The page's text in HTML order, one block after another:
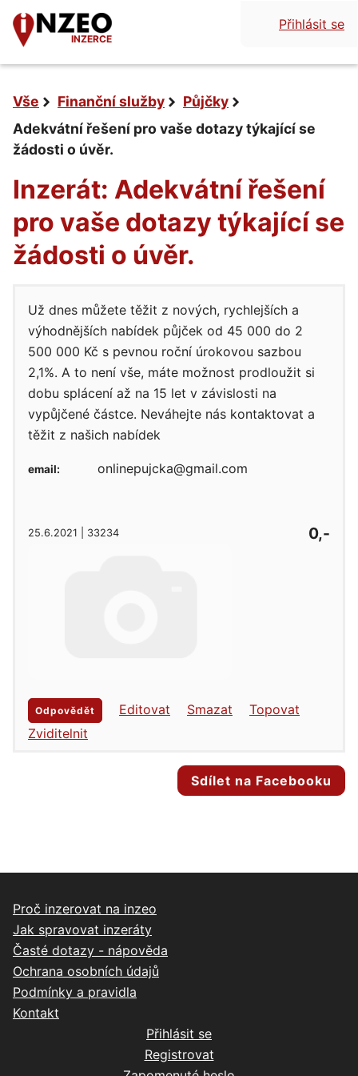
INZERCE
Přihlásit se
Vše Finanční služby
Půjčky
Adekvátní řešení pro vaše dotazy týkající se
žádosti o úvěr.
Inzerát: Adekvátní řešení
pro vaše dotazy týkající se
žádosti o úvěr.
Už dnes můžete těžit z nových, rychlejších a
výhodnějších nabídek půjček od 45 000 do 2
500 000 Kč s pevnou roční úrokovou sazbou
2,1%. A to není vše, máte možnost prodloužit si
dobu splácení až na 15 let v závislosti na
vypůjčené částce. Neváhejte nás kontaktovat a
těžit z našich nabídek
25.6.2021 | 33234 0,-
email: onlinepujcka@gmail.com
Odpovědět Editovat Smazat
Topovat
Zviditelnit
Sdílet na Facebooku
Proč inzerovat na inzeo
Jak spravovat inzeráty
Časté dotazy - nápověda
Ochrana osobních údajů
Podmínky a pravidla
Kontakt
Přihlásit se
Registrovat